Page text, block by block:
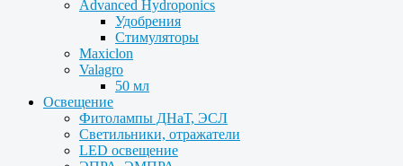
Advanced Hydroponics
Удобрения
Стимуляторы
Maxiclon
Valagro
50 мл
Освещение
Фитолампы ДНаТ, ЭСЛ
Светильники, отражатели
LED освещение